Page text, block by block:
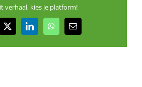
verhaal, kies je platform!
X LinkedInWhatsApp
E-